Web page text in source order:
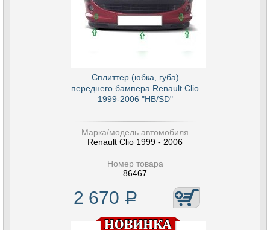
Сплиттер (юбка, губа)
переднего бампера Renault Clio
1999-2006 "HB/SD"
Марка/модель автомобиля
Renault Clio 1999 - 2006
Номер товара
86467
2 670 Р